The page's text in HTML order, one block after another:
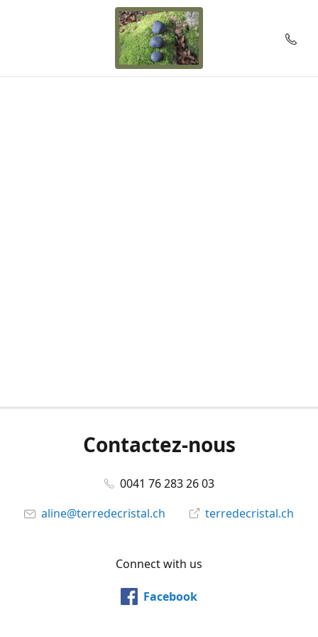
Contactez-nous
0041 76 283 26 03
aline@terredecristal.ch
terredecristal.ch
Connect with us
Facebook